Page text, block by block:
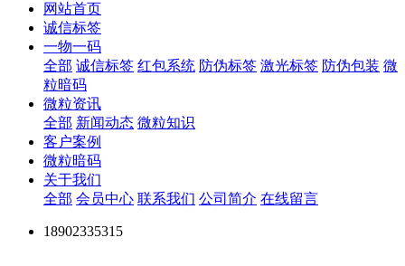
网站首页
诚信标签
一物一码
全部 诚信标签 红包系统 防伪标签 激光标签 防伪包装 微
粒暗码
微粒资讯
全部 新闻动态 微粒知识
客户案例
微粒暗码
关于我们
全部 会员中心 联系我们 公司简介 在线留言
18902335315